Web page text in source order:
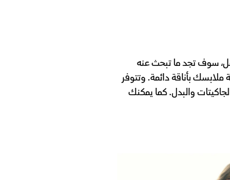
سوف تجد ما تبحث عنه
بأناقة دائمة. وتتوفر
والبدل. كما يمكنك